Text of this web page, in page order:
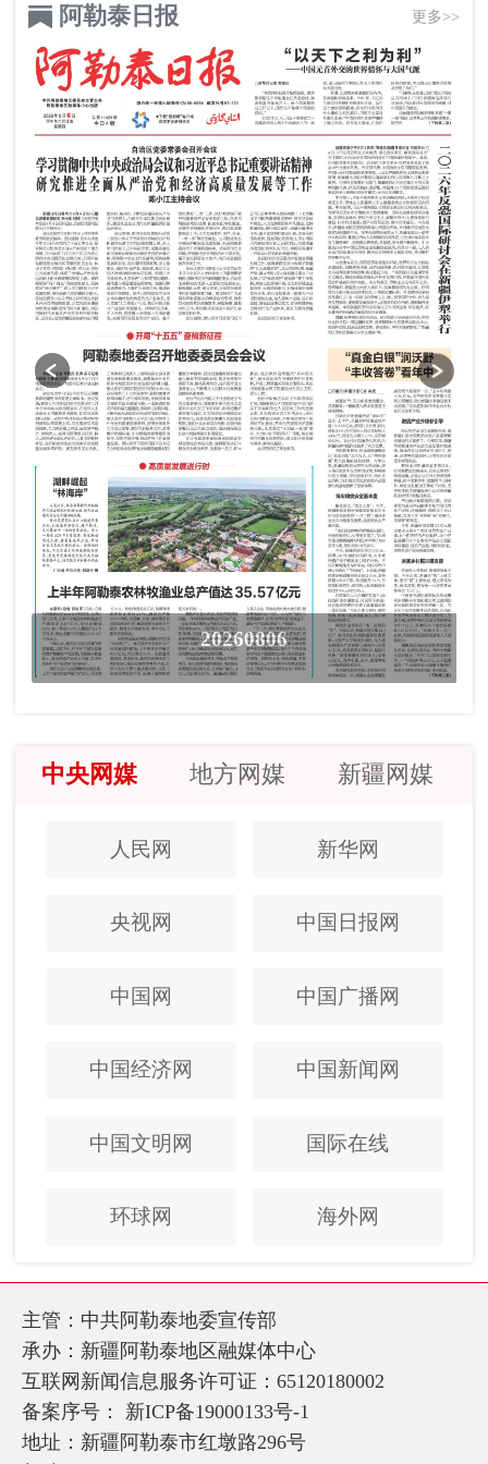
阿勒泰日报 更多>>
20260806
中央网媒 地方网媒 新疆网媒
人民网 新华网
央视网 中国日报网
中国网 中国广播网
中国经济网 中国新闻网
中国文明网 国际在线
环球网 海外网
主管：中共阿勒泰地委宣传部
承办：新疆阿勒泰地区融媒体中心
互联网新闻信息服务许可证：65120180002
备案序号： 新ICP备19000133号-1
地址：新疆阿勒泰市红墩路296号